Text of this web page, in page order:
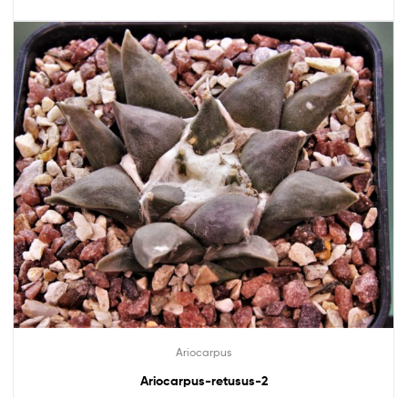
Ariocarpus
Ariocarpus-retusus-2